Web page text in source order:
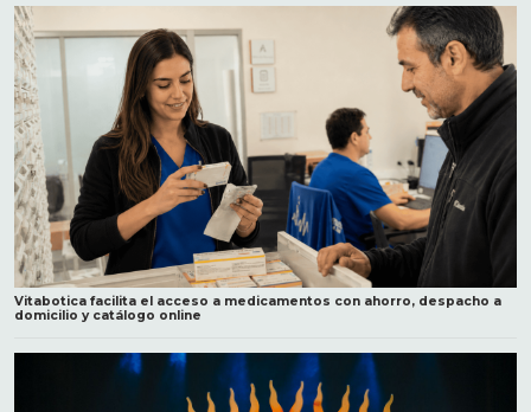
Vitabotica facilita el acceso a medicamentos con ahorro, despacho a
domicilio y catálogo online